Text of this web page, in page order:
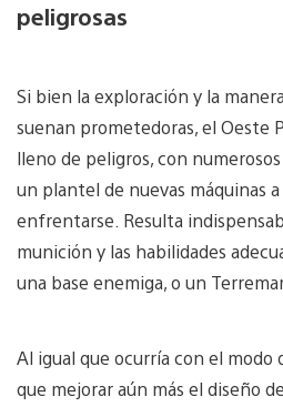
peligrosas
Si bien la exploración y la
suenan prometedoras, el Oeste
lleno de peligros, con
un plantel de nuevas máquinas
enfrentarse. Resulta
munición y las habilidades
una base enemiga, o un
Al igual que ocurría con el modo
que mejorar aún más el diseño